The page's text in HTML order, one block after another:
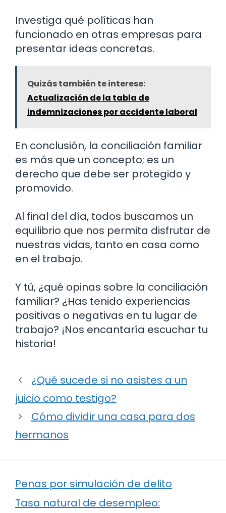
Investiga qué políticas han
funcionado en otras empresas para
presentar ideas concretas.
Quizás también te interese:
Actualización de la tabla de
indemnizaciones por accidente laboral
En conclusión, la conciliación familiar
es más que un concepto; es un
derecho que debe ser protegido y
promovido.
Al final del día, todos buscamos un
equilibrio que nos permita disfrutar de
nuestras vidas, tanto en casa como
en el trabajo.
Y tú, ¿qué opinas sobre la conciliación
familiar? ¿Has tenido experiencias
positivas o negativas en tu lugar de
trabajo? ¡Nos encantaría escuchar tu
historia!
¿Qué sucede si no asistes a un
juicio como testigo?
Cómo dividir una casa para dos
hermanos
Penas por simulación de delito
Tasa natural de desempleo: